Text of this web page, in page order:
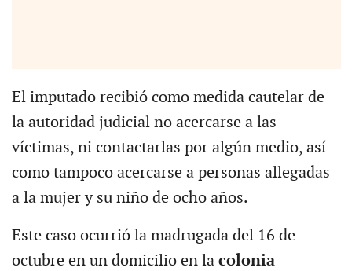
El imputado recibió como medida cautelar de
la autoridad judicial no acercarse a las
víctimas, ni contactarlas por algún medio, así
como tampoco acercarse a personas allegadas
a la mujer y su niño de ocho años.
Este caso ocurrió la madrugada del 16 de
octubre en un domicilio en lacolonia